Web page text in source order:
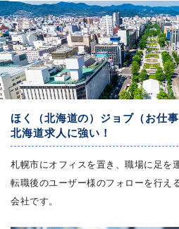
ほく（北海道の）ジョブ（お仕事
北海道求人に強い！
札幌市にオフィスを置き、職場に足を
転職後のユーザー様のフォローを行え
会社です。